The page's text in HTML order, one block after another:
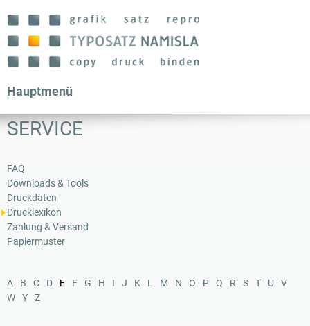
zum
Inhalt
Hauptmenü
SERVICE
FAQ
Downloads & Tools
Druckdaten
Drucklexikon
Zahlung & Versand
Papiermuster
A B C D E F G H I J K L M N O P Q R S T U V
W Y Z